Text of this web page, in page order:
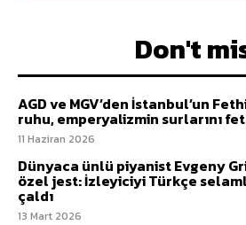
Don't
AGD ve MGV’den İstanbul’un
ruhu, emperyalizmin surlarını
11 Haziran 2026
Dünyaca ünlü piyanist Evgeny
özel jest: İzleyiciyi Türkçe
çaldı
13 Mart 2026